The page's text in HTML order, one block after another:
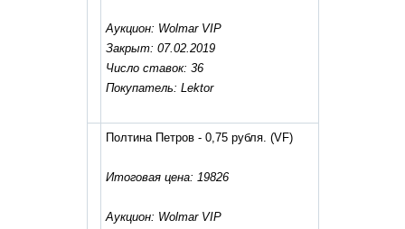
Аукцион: Wolmar VIP
Закрыт: 07.02.2019
Число ставок: 36
Покупатель: Lektor
Полтина Петров - 0,75 рубля. (VF)
Итоговая цена: 19826
Аукцион: Wolmar VIP